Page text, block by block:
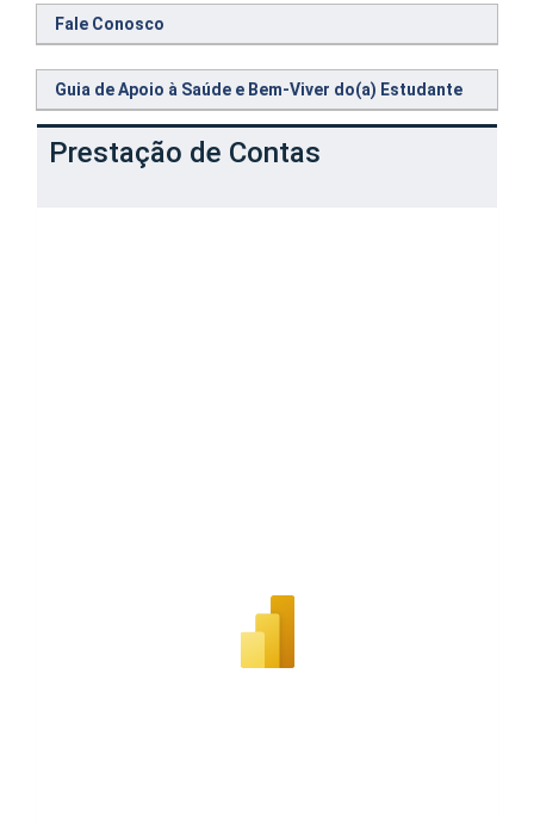
Fale Conosco
Guia de Apoio à Saúde e Bem-Viver do(a) Estudante
Prestação de Contas